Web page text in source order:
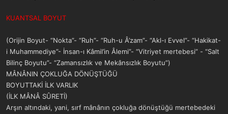
KUANTSAL BOYUT
(Orijin Boyut- “Nokta”- “Ruh”- “Ruh-u Â’zam”- “Akl-ı Evvel”- “Hakikat-
i Muhammediye”- İnsan-ı Kâmil’in Âlemi”- “Vitriyet mertebesi” - “Salt
Bilinç Boyutu”- “Zamansızlık ve Mekânsızlık Boyutu”)
MÂNÂNIN ÇOKLUĞA DÖNÜŞTÜĞÜ
BOYUTTAKİ İLK VARLIK
(İLK MÂNÂ SÛRETİ)
Arşın altındaki, yani, sırf mânânın çokluğa dönüştüğü mertebedeki